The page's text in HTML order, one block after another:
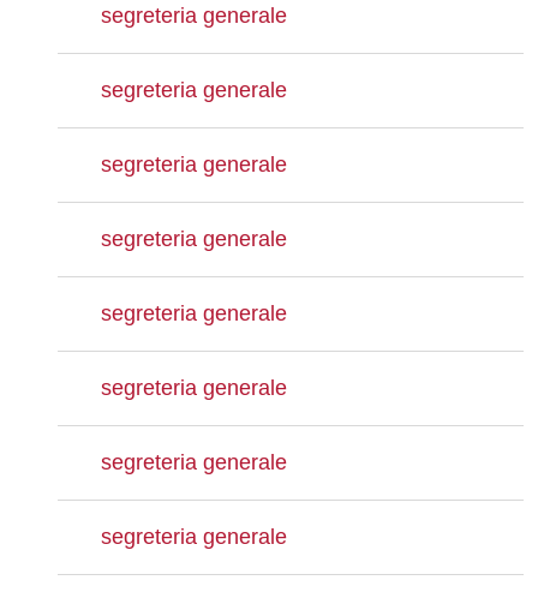
segreteria generale
segreteria generale
segreteria generale
segreteria generale
segreteria generale
segreteria generale
segreteria generale
segreteria generale